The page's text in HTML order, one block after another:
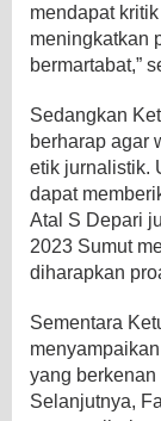
mendapat
meningkatkan
bermartabat,”
Sedangkan
berharap agar
etik jurnalistik.
dapat
Atal S Depari
2023 Sumut
diharapkan
Sementara
yang
Selanjutnya,